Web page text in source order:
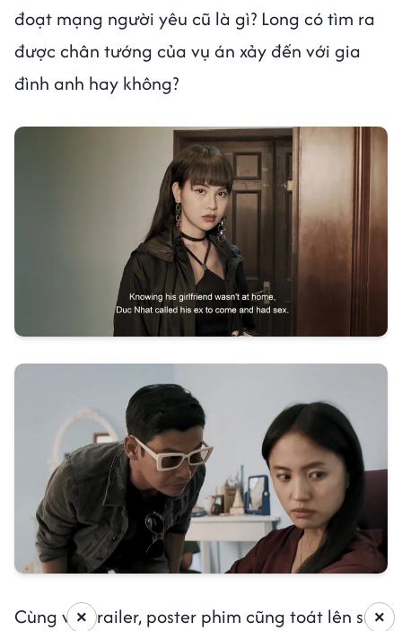
đoạt mạng người yêu cũ là gì? Long có tìm ra
được chân tướng của vụ án xảy đến với gia
đình anh hay không?
Cùng với trailer, poster phim cũng toát lên sự ×
×